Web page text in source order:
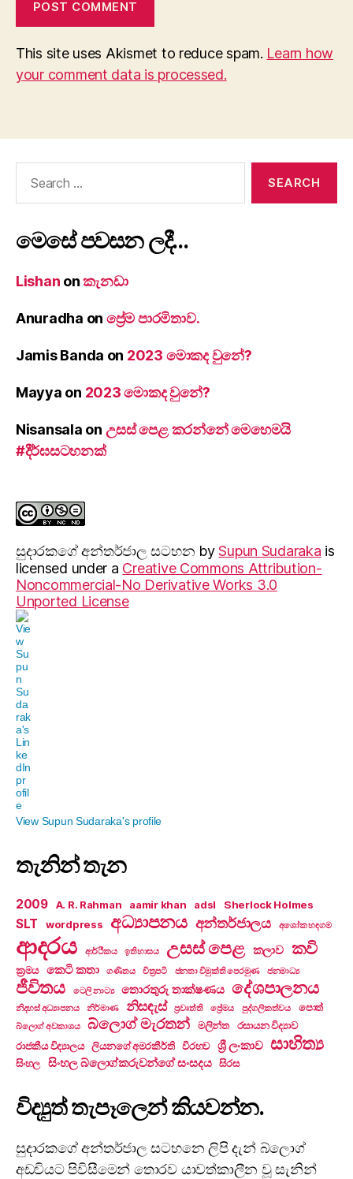
This site uses Akismet to reduce spam. Learn how
your comment data is processed.
මෙසේ පවසන ලදී…
Lishan onකැනඩා
Anuradha on ප්‍රේම පාරමිතාව.
Jamis Banda on 2023 මොකද වුනේ?
Mayya on 2023 මොකද වුනේ?
Nisansala on උසස් පෙළ කරන්නේ මෙහෙමයි
#දීර්ඝසටහනක්
සුදාරක‍ගේ අන්තර්ජාල සටහන bySupun Sudaraka is
licensed under a Creative Commons Attribution-
Noncommercial-No Derivative Works 3.0
Unported License
View Supun Sudaraka's profile
තැනින් තැන
2009 A. R. Rahman aamir khan adsl Sherlock Holmes
SLT wordpress අධ්‍යාපනය අන්තර්ජාලය අශෝක හඳගම
ආදරය ආර්ථිකය ඉතිහාසය උසස් පෙළ කලාව කවි
ක්‍රමය කෙටි කතා ගණිතය චිත්‍රපටි ජනතා විමුක්ති පෙරමුණ ජනමාධ්‍ය
ජීවිතය ටෙලි නාට්‍ය තොරතුරු තාක්ෂණය දේශපාලනය
නිදහස් අධ්‍යාපනය නිර්මාණ නිසඳැස් ප්‍රවෘත්ති ප්‍රේමය පුද්ගලිකත්වය පොත්
බ්ලොග් අවකාශය බ්ලොග් මැරතන් මලින්ත
රසායන විද්‍යාව
රාජකීය විද්‍යාලය
ලියනගේ අමරකීර්ති විරහව ශ්‍රී ලංකාව සාහිත්‍ය
සිංහල සිංහල බ්ලොග්කරුවන්ගේ සංසදය සිරස
විද්‍යුත් තැපෑලෙන් කියවන්න.
සුදාරකගේ අන්තර්ජාල සටහනෙ ලිපි දැන් බ්ලොග්
අඩවියට පිවිසීමෙන් තොරව යාවත්කාලීන වූ සැනින්